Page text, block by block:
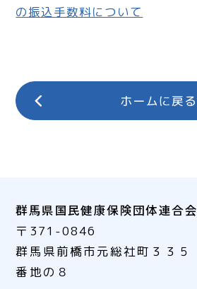
の振込手数料について
群馬県国民健康保険団体連合会
〒371-0846
群馬県前橋市元総社町３３５
番地の８